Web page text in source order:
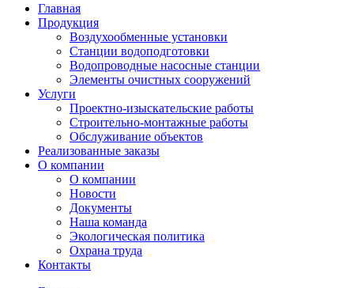
Главная
Продукция
Воздухообменные установки
Станции водоподготовки
Водопроводные насосные станции
Элементы очистных сооружений
Услуги
Проектно-изыскательские работы
Строительно-монтажные работы
Обслуживание объектов
Реализованные заказы
О компании
О компании
Новости
Документы
Наша команда
Экологическая политика
Охрана труда
Контакты